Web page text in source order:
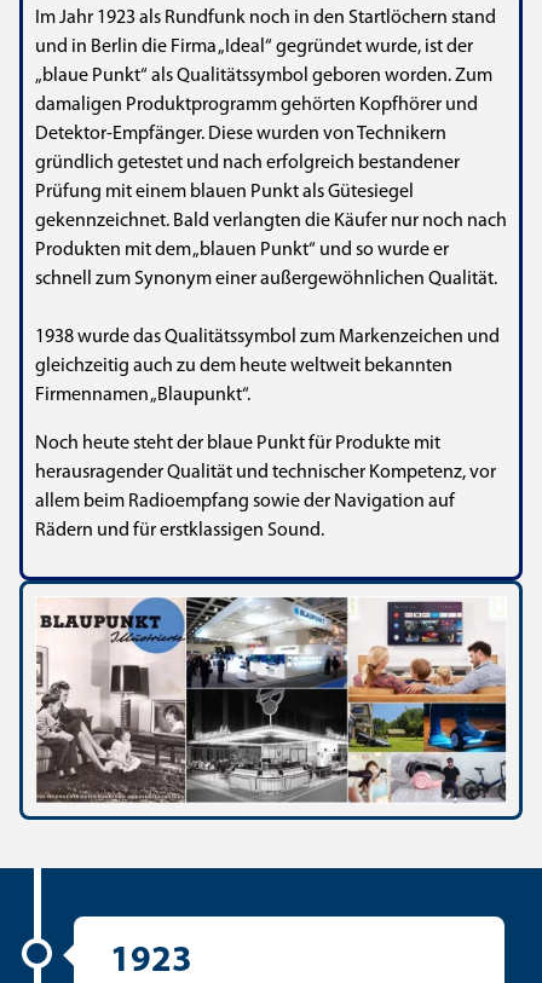
Im Jahr 1923 als Rundfunk noch in den Startlöchern stand
und in Berlin die Firma „Ideal“ gegründet wurde, ist der
„blaue Punkt“ als Qualitätssymbol geboren worden. Zum
damaligen Produktprogramm gehörten Kopfhörer und
Detektor-Empfänger. Diese wurden von Technikern
gründlich getestet und nach erfolgreich bestandener
Prüfung mit einem blauen Punkt als Gütesiegel
gekennzeichnet. Bald verlangten die Käufer nur noch nach
Produkten mit dem „blauen Punkt“ und so wurde er
schnell zum Synonym einer außergewöhnlichen Qualität.
1938 wurde das Qualitätssymbol zum Markenzeichen und
gleichzeitig auch zu dem heute weltweit bekannten
Firmennamen „Blaupunkt“.
Noch heute steht der blaue Punkt für Produkte mit
herausragender Qualität und technischer Kompetenz, vor
allem beim Radioempfang sowie der Navigation auf
Rädern und für erstklassigen Sound.
1923